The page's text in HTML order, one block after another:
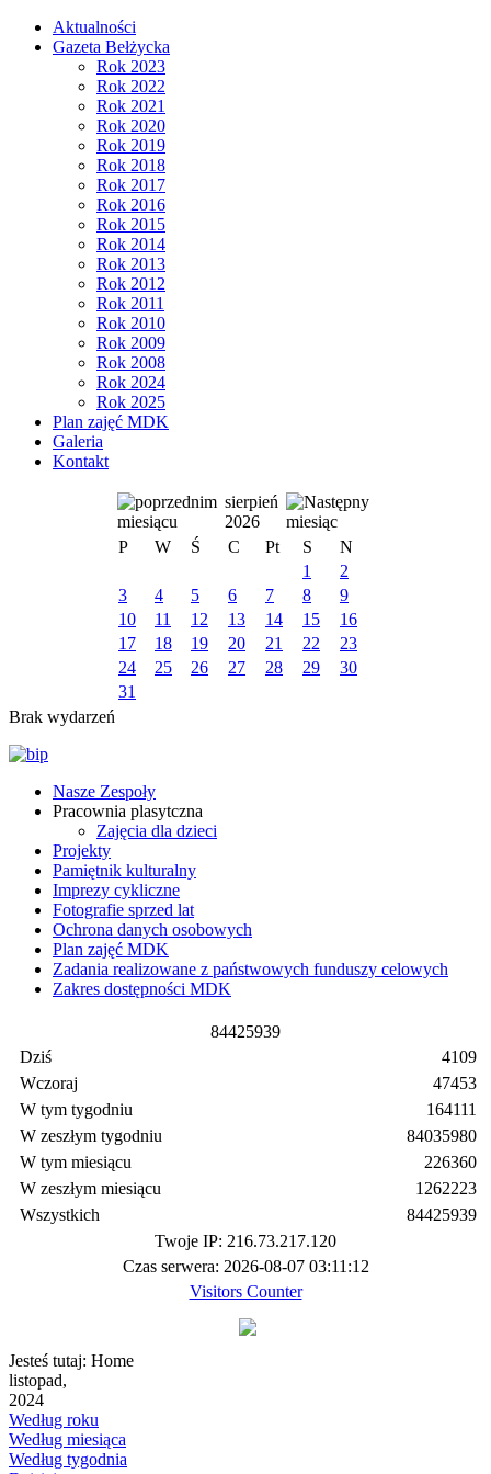
Aktualności
Gazeta Bełżycka
Rok 2023
Rok 2022
Rok 2021
Rok 2020
Rok 2019
Rok 2018
Rok 2017
Rok 2016
Rok 2015
Rok 2014
Rok 2013
Rok 2012
Rok 2011
Rok 2010
Rok 2009
Rok 2008
Rok 2024
Rok 2025
Plan zajęć MDK
Galeria
Kontakt
sierpień
2026
P
W Ś C Pt S
N
1
2
3
4 5 6 7 8
9
10
11 12 13 14 15
16
17
18 19 20 21 22
23
24
25 26 27 28 29
30
31
Brak wydarzeń
Nasze Zespoły
Pracownia plasytczna
Zajęcia dla dzieci
Projekty
Pamiętnik kulturalny
Imprezy cykliczne
Fotografie sprzed lat
Ochrona danych osobowych
Plan zajęć MDK
Zadania realizowane z państwowych funduszy celowych
Zakres dostępności MDK
84425939
Dziś
Wczoraj
W tym tygodniu
W zeszłym tygodniu
W tym miesiącu
W zeszłym miesiącu
Wszystkich
4109
47453
164111
84035980
226360
1262223
84425939
Twoje IP: 216.73.217.120
Czas serwera: 2026-08-07 03:11:12
Visitors Counter
Jesteś tutaj: Home
listopad,
2024
Według roku
Według miesiąca
Według tygodnia